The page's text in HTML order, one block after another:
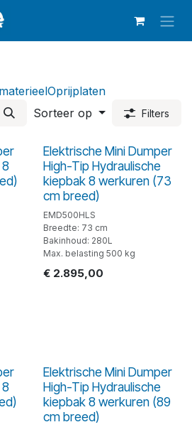
Oprijplaten
Sorteer op
Filters
Elektrische Mini Dumper
High-Tip Hydraulische
kiepbak 8 werkuren (73
cm breed)
EMD500HLS
Breedte: 73 cm
Bakinhoud: 280L
Max. belasting 500 kg
€ 2.895,00
Elektrische Mini Dumper
High-Tip Hydraulische
kiepbak 8 werkuren (89
cm breed)